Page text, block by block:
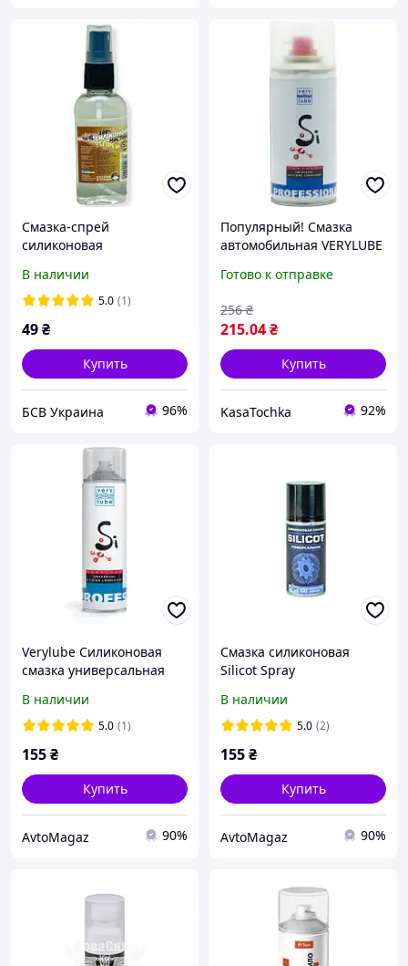
Смазка-спрей
силиконовая
50 мл
В наличии
5.0 (1)
49₴
Купить
БСВ Украина 96%
Популярный! Смазка
автомобильная VERYLUBE
универсальная 150 мл (XB
только на Nukleon.com.ua
Готово к отправке
215.04₴
256 ₴
Купить
KasaTochka 92%
Verylube Силиконовая
смазка универсальная
В наличии
5.0 (1)
155₴
Купить
AvtoMagaz 90%
Смазка силиконовая
Silicot Spray
аэрозоль VMPAUTO
В наличии
5.0 (2)
155₴
Купить
AvtoMagaz 90%